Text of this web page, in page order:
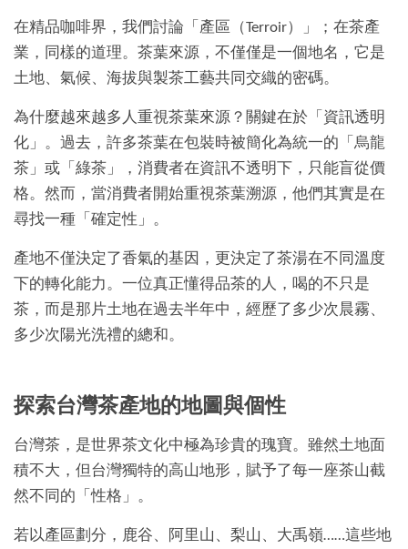
在精品咖啡界，我們討論「產區（Terroir）」；在茶產
業，同樣的道理。茶葉來源，不僅僅是一個地名，它是
土地、氣候、海拔與製茶工藝共同交織的密碼。
為什麼越來越多人重視茶葉來源？關鍵在於「資訊透明
化」。過去，許多茶葉在包裝時被簡化為統一的「烏龍
茶」或「綠茶」，消費者在資訊不透明下，只能盲從價
格。然而，當消費者開始重視茶葉溯源，他們其實是在
尋找一種「確定性」。
產地不僅決定了香氣的基因，更決定了茶湯在不同溫度
下的轉化能力。一位真正懂得品茶的人，喝的不只是
茶，而是那片土地在過去半年中，經歷了多少次晨霧、
多少次陽光洗禮的總和。
探索台灣茶產地的地圖與個性
台灣茶，是世界茶文化中極為珍貴的瑰寶。雖然土地面
積不大，但台灣獨特的高山地形，賦予了每一座茶山截
然不同的「性格」。
若以產區劃分，鹿谷、阿里山、梨山、大禹嶺……這些地